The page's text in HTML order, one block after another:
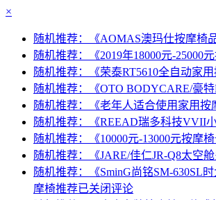
×
随机推荐：《AOMAS澳玛仕按摩椅
随机推荐：《2019年18000元-25000
随机推荐：《荣泰RT5610全自动家
随机推荐：《OTO BODYCARE/豪
随机推荐：《老年人适合使用家用
随机推荐：《REEAD瑞多科技VVII
随机推荐：《10000元-13000元按摩
随机推荐：《JARE/佳仁JR-Q8太空
随机推荐：《SminG尚铭SM-630SL
摩椅推荐已关闭评论